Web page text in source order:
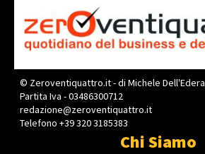
© Zeroventiquattro.it - di Michele Dell'Edera
Partita Iva - 03486300712
redazione@zeroventiquattro.it
Telefono +39 320 3185383
Chi Siamo